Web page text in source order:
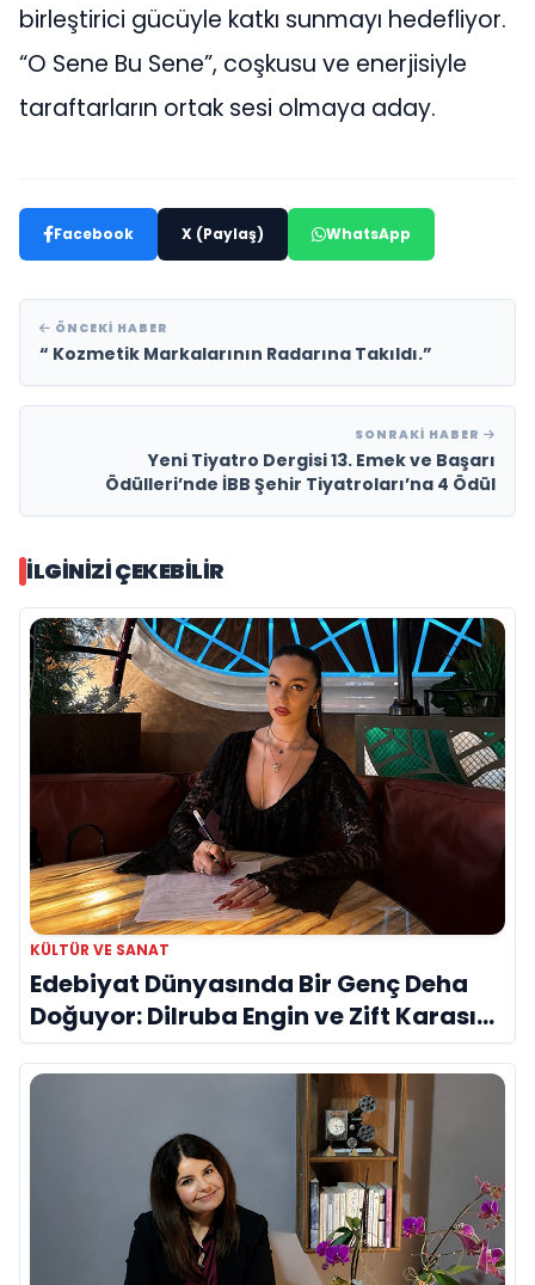
birleştirici gücüyle katkı sunmayı hedefliyor.
“O Sene Bu Sene”, coşkusu ve enerjisiyle
taraftarların ortak sesi olmaya aday.
Facebook X (Paylaş) WhatsApp
ÖNCEKI HABER
“ Kozmetik Markalarının Radarına Takıldı.”
SONRAKI HABER
Yeni Tiyatro Dergisi 13. Emek ve Başarı
Ödülleri’nde İBB Şehir Tiyatroları’na 4 Ödül
İLGINIZI ÇEKEBILIR
KÜLTÜR VE SANAT
Edebiyat Dünyasında Bir Genç Deha
Doğuyor: Dilruba Engin ve Zift Karası
Evreni ‘AVENOİR’